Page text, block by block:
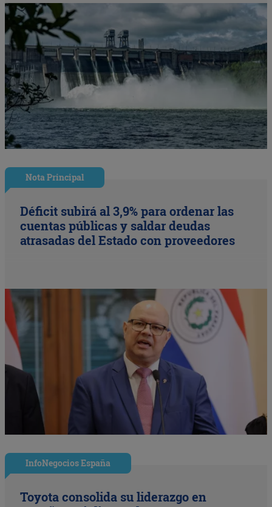
Nota Principal
Déficit subirá al 3,9% para ordenar las
cuentas públicas y saldar deudas
atrasadas del Estado con proveedores
InfoNegocios España
Toyota consolida su liderazgo en